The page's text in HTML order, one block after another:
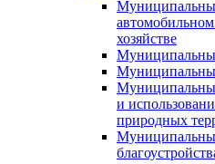
хозяйстве
и
природных